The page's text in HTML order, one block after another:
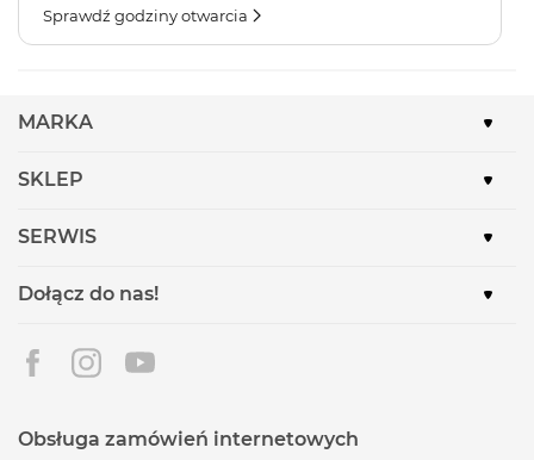
Sprawdź godziny otwarcia
MARKA
SKLEP
SERWIS
Dołącz do nas!
Obsługa zamówień internetowych